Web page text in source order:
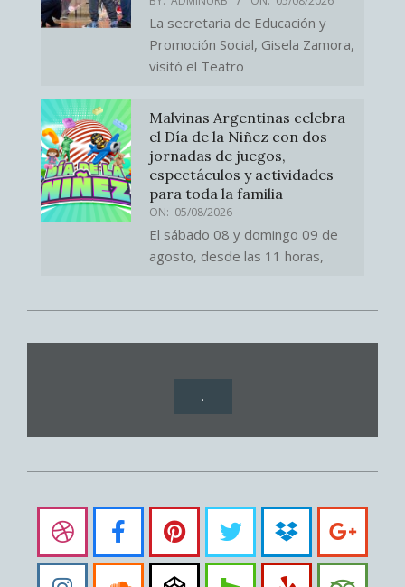
La secretaria de Educación y
Promoción Social, Gisela Zamora,
visitó el Teatro
Malvinas Argentinas celebra
el Día de la Niñez con dos
jornadas de juegos,
espectáculos y actividades
para toda la familia
ON: 05/08/2026
El sábado 08 y domingo 09 de
agosto, desde las 11 horas,
.